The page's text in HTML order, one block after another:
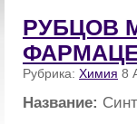
РУБЦОВ
Рубрика: Химия 8
Название: